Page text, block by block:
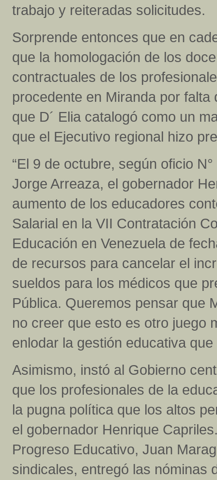
trabajo y reiteradas solicitudes.
Sorprende entonces que en
que la homologación de los
contractuales de los
procedente en Miranda por
que D´ Elia catalogó como un
que el Ejecutivo regional hizo
“El 9 de octubre, según oficio
Jorge Arreaza, el gobernador
aumento de los educadores
Salarial en la VII Contratación
Educación en Venezuela de
de recursos para cancelar el
sueldos para los médicos que
Pública. Queremos pensar que
no creer que esto es otro juego
enlodar la gestión educativa
Asimismo, instó al Gobierno
que los profesionales de la
la pugna política que los altos
el gobernador Henrique
Progreso Educativo, Juan
sindicales, entregó las nóminas